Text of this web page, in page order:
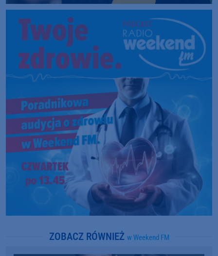
ZOBACZ RÓWNIEŻ w Weekend FM